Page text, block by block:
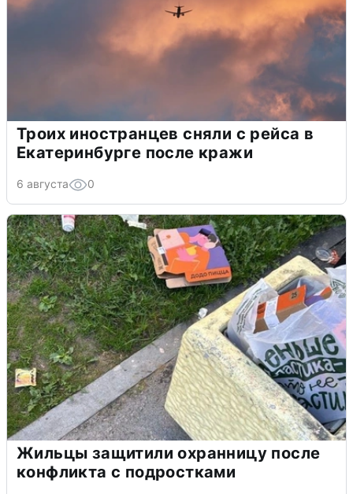
Троих иностранцев сняли с рейса в
Екатеринбурге после кражи
6 августа 0
Жильцы защитили охранницу после
конфликта с подростками